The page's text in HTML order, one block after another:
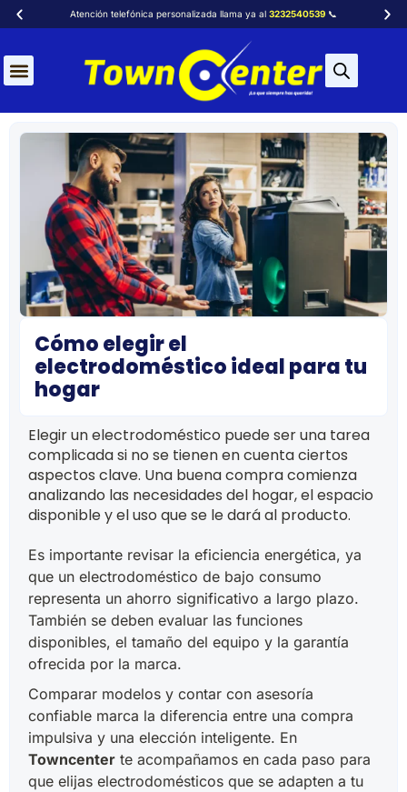
Atención telefónica personalizada llama ya al 3232540539 📞
Cómo elegir el
electrodoméstico ideal para tu
hogar
Elegir un electrodoméstico puede ser una tarea
complicada si no se tienen en cuenta ciertos
aspectos clave. Una buena compra comienza
analizando las necesidades del hogar, el espacio
disponible y el uso que se le dará al producto.
Es importante revisar la eficiencia energética, ya
que un electrodoméstico de bajo consumo
representa un ahorro significativo a largo plazo.
También se deben evaluar las funciones
disponibles, el tamaño del equipo y la garantía
ofrecida por la marca.
Comparar modelos y contar con asesoría
confiable marca la diferencia entre una compra
impulsiva y una elección inteligente. En
Towncenter te acompañamos en cada paso para
que elijas electrodomésticos que se adapten a tu